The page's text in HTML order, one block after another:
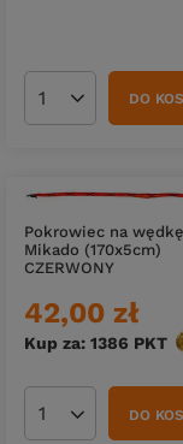
Ilość produktów
DO
Pokrowiec na wędkę
Mikado (170x5cm)
CZERWONY
42,00 zł
Kup za: 1386 PKT
Ilość produktów
DO